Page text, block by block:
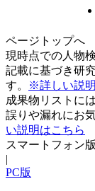
ページトップへ
現時点での人物
記載に基づき研
す。
※詳しい説
成果物リストに
誤りや漏れにお
い説明はこちら
スマートフォン版
|
PC版